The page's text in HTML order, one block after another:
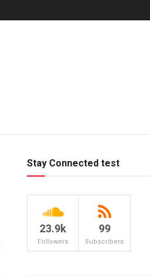
Stay Connected test
23.9k
Followers
99
Subscribers